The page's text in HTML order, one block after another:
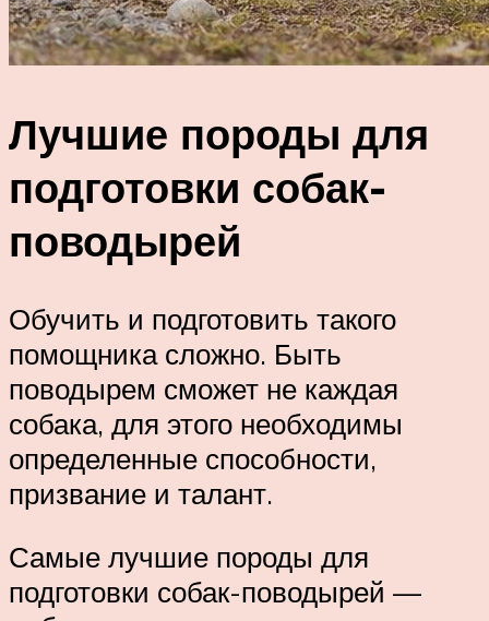
Лучшие породы для
подготовки собак-
поводырей
Обучить и подготовить такого
помощника сложно. Быть
поводырем сможет не каждая
собака, для этого необходимы
определенные способности,
призвание и талант.
Самые лучшие породы для
подготовки собак-поводырей —